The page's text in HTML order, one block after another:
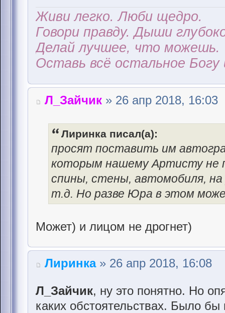
Живи легко. Люби щедро.
Говори правду. Дыши
Делай лучшее, что можешь.
Оставь всё остальное Богу
Л_Зайчик » 26 апр 2018, 16:03
Лиринка писал(а):
просят поставить им
которым нашему Артисту не
спины, стены, автомобиля, на
т.д. Но разве Юра в этом
Может) и лицом не дрогнет)
Лиринка» 26 апр 2018, 16:08
Л_Зайчик, ну это понятно. Но
каких обстоятельствах. Было